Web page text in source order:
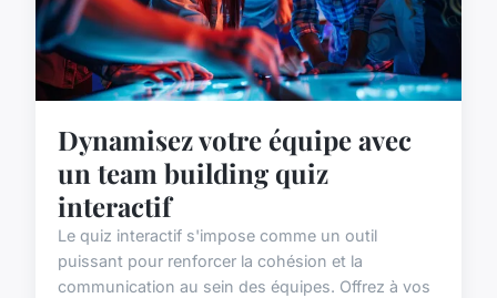
Dynamisez votre équipe avec
un team building quiz
interactif
Le quiz interactif s'impose comme un outil
puissant pour renforcer la cohésion et la
communication au sein des équipes. Offrez à vos